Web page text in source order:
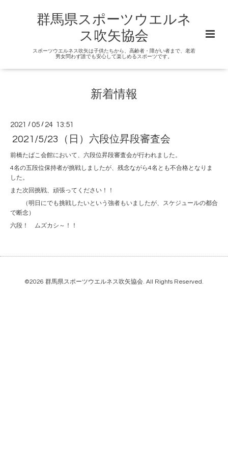
群馬県スポーツウエルネ
ス吹矢協会
スポーツウエルネス吹矢は子供たちから、高齢者・障がい者まで、老若
男女問わず誰でも安心して楽しめるスポーツです。
新着情報
2021 /05 / 24 13:51
2021/5/23（日）六段位昇段審査会
前橋たばこ会館において、六段位昇段審査会が行われました。
4名の五段位保持者が挑戦しましたが、残念ながら4名とも不合格となりま
した。
また次回挑戦、頑張ってください！！
（明日にでも挑戦したいという強者もいましたが、スケジュールの都合
で断念）
六段！ ムズカシ～！！
©2026 群馬県スポーツウエルネス吹矢協会. All Rights Reserved.